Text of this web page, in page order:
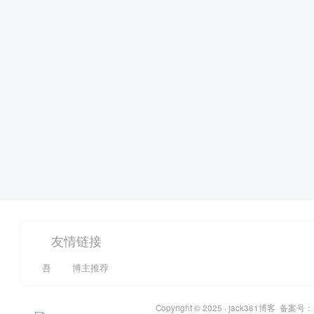
友情链接
吾 博主推荐
Copyright © 2025 · jack361博客 备案号：